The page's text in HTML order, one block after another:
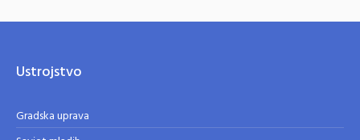
Ustrojstvo
Gradska uprava